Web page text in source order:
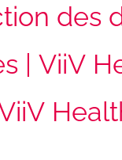
des
| ViiV